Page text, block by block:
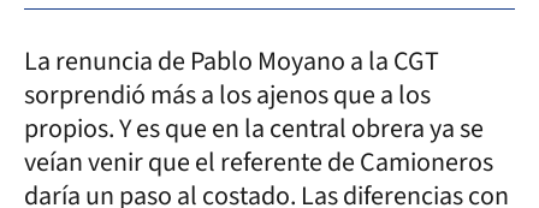
La renuncia de Pablo Moyano a la CGT
sorprendió más a los ajenos que a los
propios. Y es que en la central obrera ya se
veían venir que el referente de Camioneros
daría un paso al costado. Las diferencias con